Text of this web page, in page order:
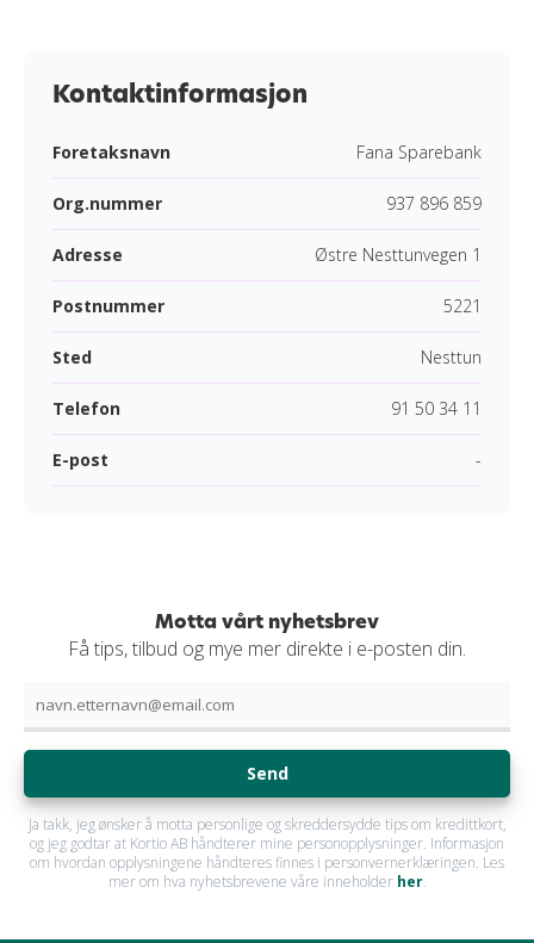
Kontaktinformasjon
Foretaksnavn Fana Sparebank
Org.nummer 937 896 859
Adresse Østre Nesttunvegen 1
Postnummer 5221
Sted Nesttun
Telefon 91 50 34 11
E-post -
Motta vårt nyhetsbrev
Få tips, tilbud og mye mer direkte i e-posten din.
Send
Ja takk, jeg ønsker å motta personlige og skreddersydde tips om kredittkort,
og jeg godtar at Kortio AB håndterer mine personopplysninger. Informasjon
om hvordan opplysningene håndteres finnes i personvernerklæringen. Les
mer om hva nyhetsbrevene våre inneholder her.